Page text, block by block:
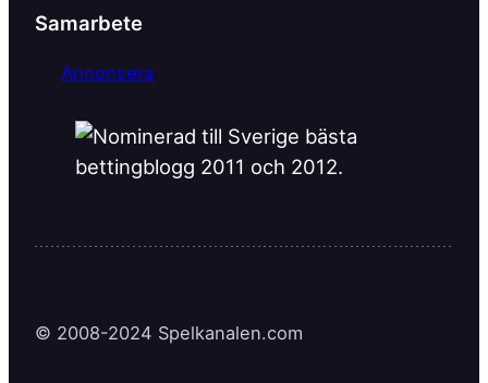
Samarbete
Annonsera
© 2008-2024 Spelkanalen.com